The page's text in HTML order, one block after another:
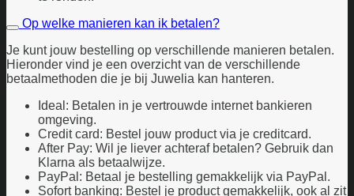
Op welke manieren kan ik betalen?
Je kunt jouw bestelling op verschillende manieren betalen.
Hieronder vind je een overzicht van de verschillende
betaalmethoden die je bij Juwelia kan hanteren.
Ideal: Betalen in je vertrouwde internet bankieren
omgeving.
Credit card: Bestel jouw product via je creditcard.
After Pay: Wil je liever achteraf betalen? Gebruik dan
Klarna als betaalwijze.
PayPal: Betaal je bestelling gemakkelijk via PayPal.
Sofort banking: Bestel je product gemakkelijk, ook al zit